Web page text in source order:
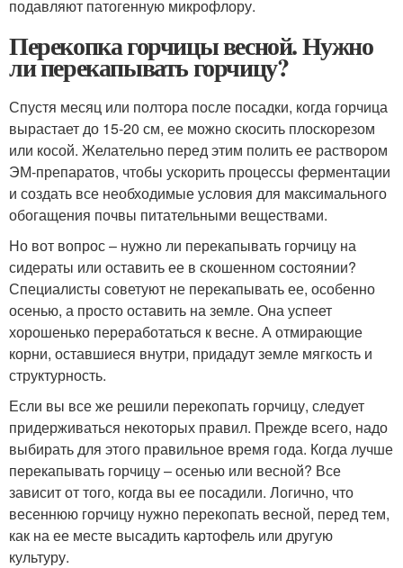
подавляют патогенную микрофлору.
Перекопка горчицы весной. Нужно
ли перекапывать горчицу?
Спустя месяц или полтора после посадки, когда горчица
вырастает до 15-20 см, ее можно скосить плоскорезом
или косой. Желательно перед этим полить ее раствором
ЭМ-препаратов, чтобы ускорить процессы ферментации
и создать все необходимые условия для максимального
обогащения почвы питательными веществами.
Но вот вопрос – нужно ли перекапывать горчицу на
сидераты или оставить ее в скошенном состоянии?
Специалисты советуют не перекапывать ее, особенно
осенью, а просто оставить на земле. Она успеет
хорошенько переработаться к весне. А отмирающие
корни, оставшиеся внутри, придадут земле мягкость и
структурность.
Если вы все же решили перекопать горчицу, следует
придерживаться некоторых правил. Прежде всего, надо
выбирать для этого правильное время года. Когда лучше
перекапывать горчицу – осенью или весной? Все
зависит от того, когда вы ее посадили. Логично, что
весеннюю горчицу нужно перекопать весной, перед тем,
как на ее месте высадить картофель или другую
культуру.